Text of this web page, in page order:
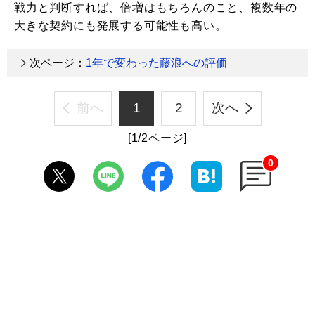
戦力と判断すれば、倍増はもちろんのこと、複数年の
大きな契約にも発展する可能性も高い。
次ページ： 1年で変わった藤浪への評価
前へ 1 2 次へ
[1/2ページ]
0